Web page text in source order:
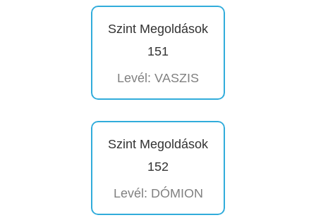
Szint Megoldások
151
Levél: VASZIS
Szint Megoldások
152
Levél: DÓMION